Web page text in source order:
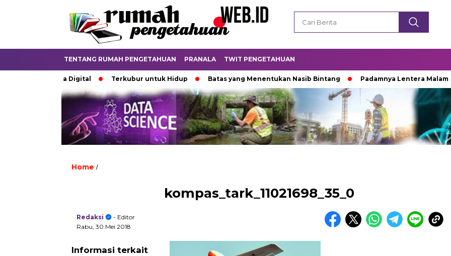
TENTANG RUMAH PENGETAHUAN PRANALA TWIT PENGETAHUAN
di Dunia Digital Terkubur untuk Hidup Batas yang Menentukan Nasib Bintang Padamnya Lentera Malam
Home /
kompas_tark_11021698_35_0
Redaksi
- Editor
Rabu, 30 Mei 2018
Informasi terkait